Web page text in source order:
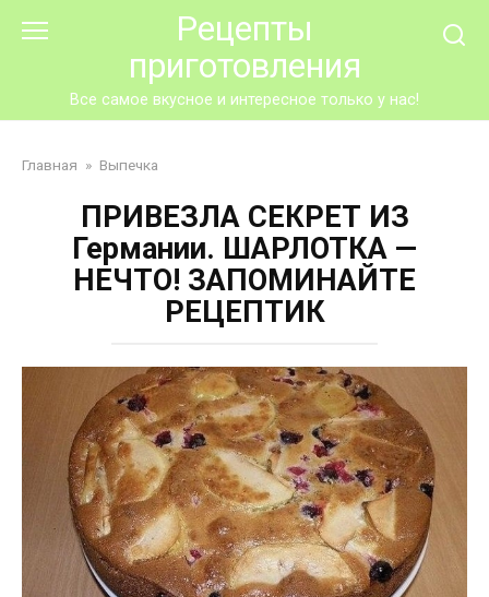
Рецепты
приготовления
Все самое вкусное и интересное только у нас!
Главная » Выпечка
ПРИВЕЗЛА СЕКРЕТ ИЗ
Германии. ШАРЛОТКА —
НЕЧТО! ЗАПОМИНАЙТЕ
РЕЦЕПТИК